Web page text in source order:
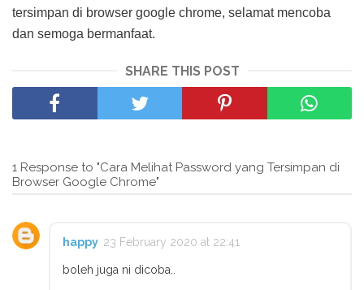
tersimpan di browser google chrome, selamat mencoba
dan semoga bermanfaat.
SHARE THIS POST
1 Response to "Cara Melihat Password yang Tersimpan di
Browser Google Chrome"
happy 23 February 2020 at 22:41
boleh juga ni dicoba..